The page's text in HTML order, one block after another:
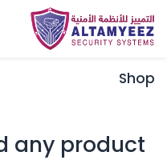
Shop
any product!